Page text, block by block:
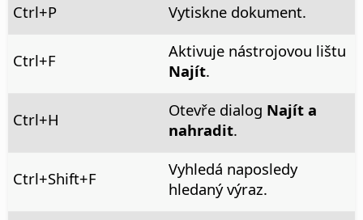
Ctrl+P Vytiskne dokument.
Ctrl+F
Aktivuje nástrojovou lištu
Najít.
Ctrl+H Otevře dialog Najít a
nahradit.
Ctrl+Shift+F
Vyhledá naposledy
hledaný výraz.